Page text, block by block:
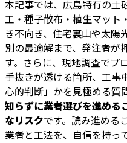
本記事では、広島特有の土
工・種子散布・植生マット
き不向き、住宅裏山や太陽
別の最適解まで、発注者が
す。さらに、現地調査でプ
手抜きが透ける箇所、工事
心的判断」かを見極める質
知らずに業者選びを進める
なリスクです。読み進める
業者と工法を、自信を持っ